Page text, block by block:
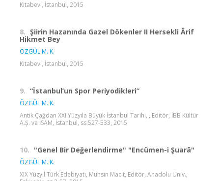
Kitabevi, İstanbul, 2015
8. Şiirin Hazanında Gazel Dökenler II Hersekli Ârif
Hikmet Bey
ÖZGÜL M. K.
Kitabevi, İstanbul, 2015
9. “İstanbul’un Spor Periyodikleri”
ÖZGÜL M. K.
Antik Çağdan XXI Yüzyıla Büyük İstanbul Tarihi, , Editör, İBB Kültür
A.Ş. ve İSAM, İstanbul, ss.527-533, 2015
10. "Genel Bir Değerlendirme" "Encümen-i Şuarâ"
ÖZGÜL M. K.
XIX Yüzyıl Türk Edebiyatı, Muhsin Macit, Editör, Anadolu Üniv.,